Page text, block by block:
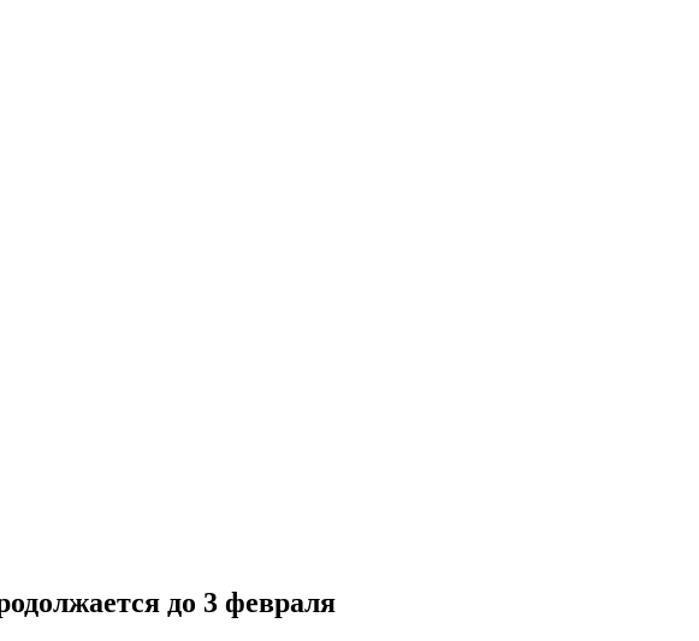
до 3 февраля